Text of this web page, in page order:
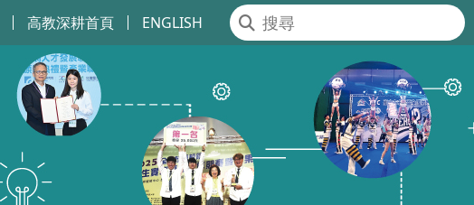
高教深耕首頁 ENGLISH